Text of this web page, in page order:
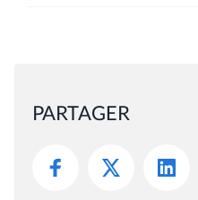
PARTAGER